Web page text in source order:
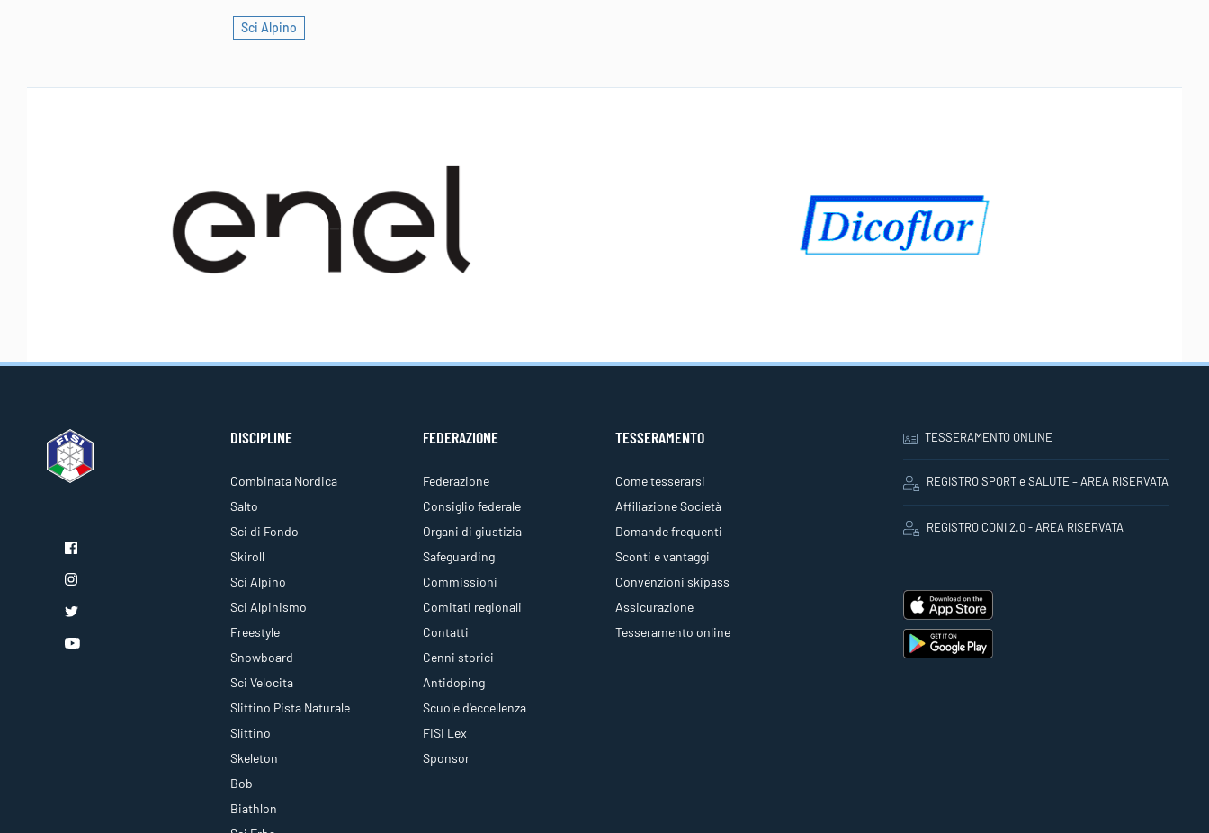
Sci Alpino
DISCIPLINE
Combinata Nordica
Salto
Sci di Fondo
Skiroll
Sci Alpino
Sci Alpinismo
Freestyle
Snowboard
Sci Velocita
Slittino Pista Naturale
Slittino
Skeleton
Bob
Biathlon
FEDERAZIONE
Federazione
Consiglio federale
Organi di giustizia
Safeguarding
Commissioni
Comitati regionali
Contatti
Cenni storici
Antidoping
Scuole d'eccellenza
FISI Lex
Sponsor
TESSERAMENTO
Come tesserarsi
Affiliazione Società
Domande frequenti
Sconti e vantaggi
Convenzioni skipass
Assicurazione
Tesseramento online
TESSERAMENTO ONLINE
REGISTRO SPORT e SALUTE – AREA RISERVATA
REGISTRO CONI 2.0 - AREA RISERVATA